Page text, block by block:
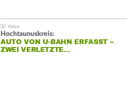
Hochtaunuskreis:
AUTO VON U-BAHN ERFASST –
ZWEI VERLETZTE…